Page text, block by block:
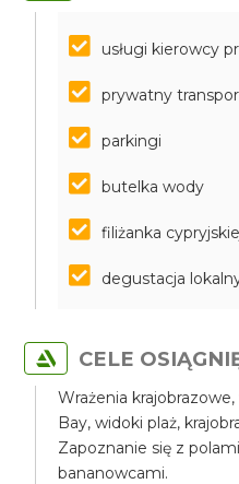
usługi kierowcy
prywatny
parkingi
butelka wody
filiżanka
degustacja
CELE
Wrażenia
Bay, widoki plaż,
Zapoznanie się z
bananowcami.